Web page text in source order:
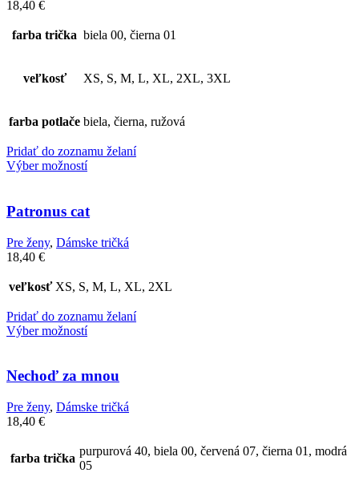
18,40 €
farba trička biela 00, čierna 01
veľkosť XS, S, M, L, XL, 2XL, 3XL
farba potlače biela, čierna, ružová
Pridať do zoznamu želaní
Výber možností
Patronus cat
Pre ženy, Dámske tričká
18,40 €
veľkosť XS, S, M, L, XL, 2XL
Pridať do zoznamu želaní
Výber možností
Nechoď za mnou
Pre ženy, Dámske tričká
18,40 €
farba trička
purpurová 40, biela 00, červená 07, čierna 01, modrá
05